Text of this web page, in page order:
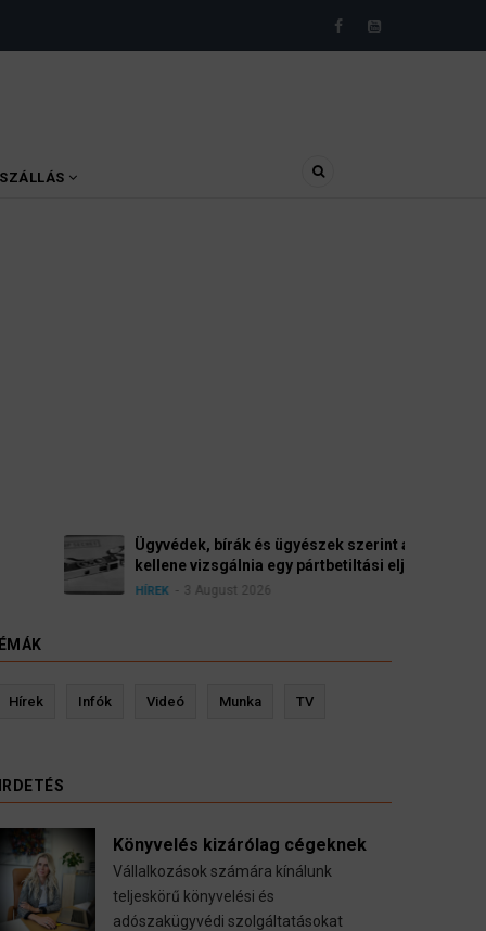
SZÁLLÁS
szerint a német politikának mielőbb meg
eljárás elindítását.
Ressler biztosítási szakértő
Hírek Infók Videó Munka TV
Könyvelés kizárólag cégeknek
Vállalkozások számára kínálunk
teljeskörű könyvelési és
adószakügyvédi szolgáltatásokat